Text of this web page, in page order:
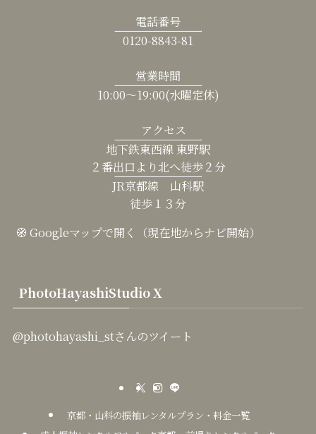
電話番号
0120-8843-81
営業時間
10:00〜19:00(水曜定休)
アクセス
地下鉄東西線 東野駅
２番出口より北へ徒歩２分
JR京都線 山科駅
徒歩１３分
🧭 Googleマップで開く（現在地からナビ開始）
PhotoHayashiStudio X
@photohayashi_stさんのツイート
京都・山科の振袖レンタルプラン・料金一覧